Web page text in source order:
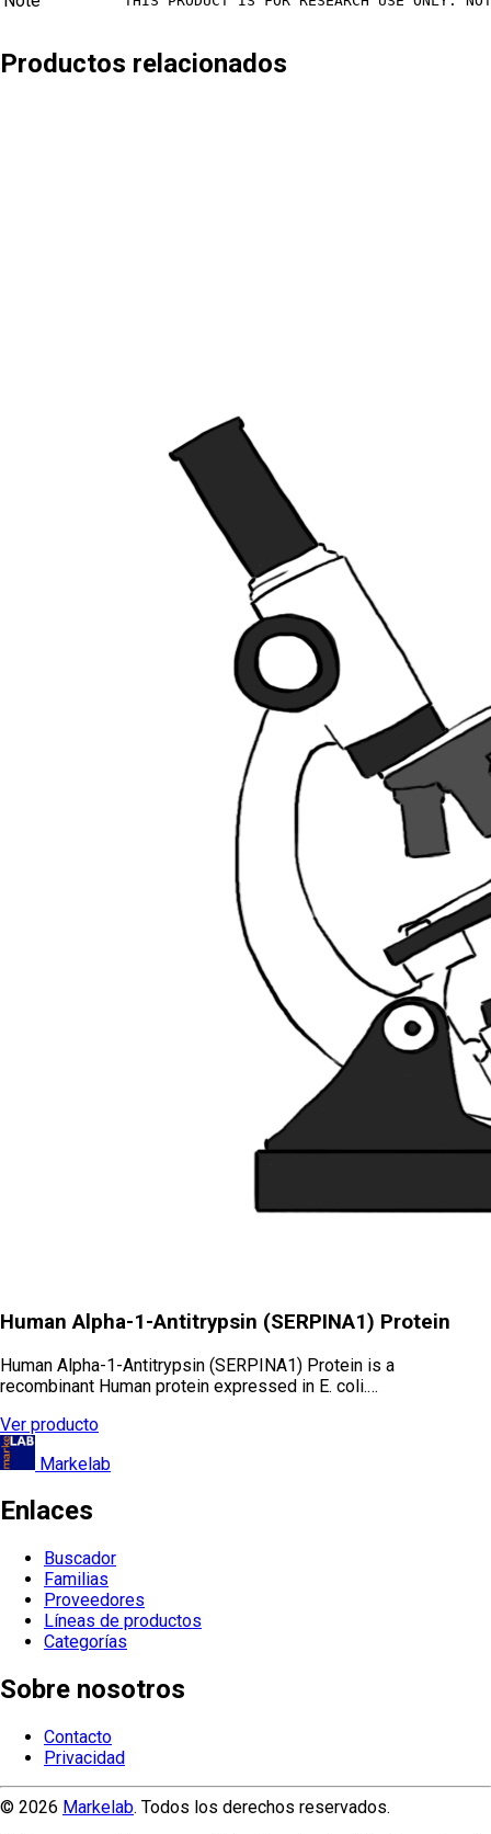
Productos relacionados
Human Alpha-1-Antitrypsin (SERPINA1) Protein
Human Alpha-1-Antitrypsin (SERPINA1) Protein is a
recombinant Human protein expressed in E. coli.…
Ver producto
Markelab
Enlaces
Buscador
Familias
Proveedores
Líneas de productos
Categorías
Sobre nosotros
Contacto
Privacidad
© 2026 Markelab. Todos los derechos reservados.